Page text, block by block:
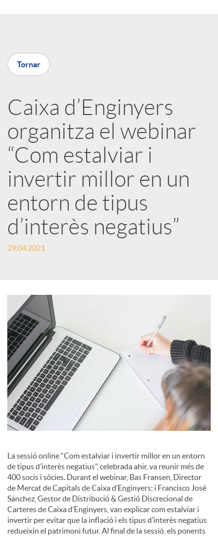
X
r
x
e
s
S
c
i
a
l
s
Tornar
Caixa d’Enginyers
organitza el webinar
“Com estalviar i
invertir millor en un
entorn de tipus
d’interès negatius”
29.04.2021
La sessió online “Com estalviar i invertir millor en un entorn
de tipus d’interès negatius”, celebrada ahir, va reunir més de
400 socis i sòcies. Durant el webinar, Bas Fransen, Director
de Mercat de Capitals de Caixa d’Enginyers; i Francisco José
Sánchez, Gestor de Distribució & Gestió Discrecional de
Carteres de Caixa d’Enginyers, van explicar com estalviar i
invertir per evitar que la inflació i els tipus d’interès negatius
redueixin el patrimoni futur. Al final de la sessió, els ponents